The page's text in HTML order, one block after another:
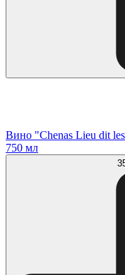
Вино "Chenas Lieu dit
750 мл